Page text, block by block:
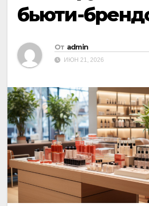
бьюти-
От admin
ИЮН 21, 2026